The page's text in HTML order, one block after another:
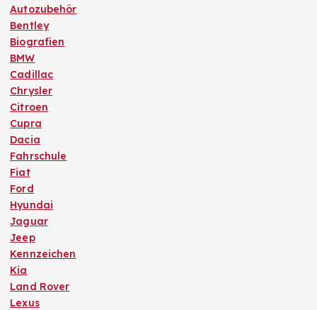
Autozubehör
Bentley
Biografien
BMW
Cadillac
Chrysler
Citroen
Cupra
Dacia
Fahrschule
Fiat
Ford
Hyundai
Jaguar
Jeep
Kennzeichen
Kia
Land Rover
Lexus